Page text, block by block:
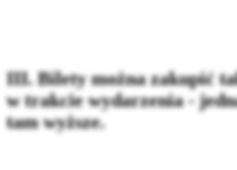
III. Bilety można zakupić
w trakcie wydarzenia -
tam wyższe.